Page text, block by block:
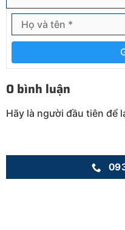
0 bình luận
Hãy là người đầu tiên để